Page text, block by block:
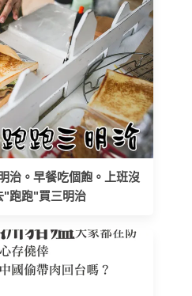
治。早餐吃個飽。上班沒
"跑跑"買三明治